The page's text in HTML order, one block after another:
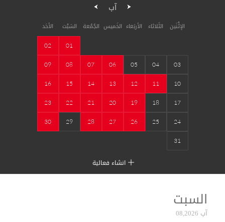
آب
الإثْنَين الثَلاثاء الأربَعاء الخَميس الجُمُعة السَبْت الأحَد
01
02
03
04
05
06
07
08
09
10
11
12
13
14
15
16
17
18
19
20
21
22
23
24
25
26
27
28
29
30
31
انشاء فعالية
السبت
آب 08,2026